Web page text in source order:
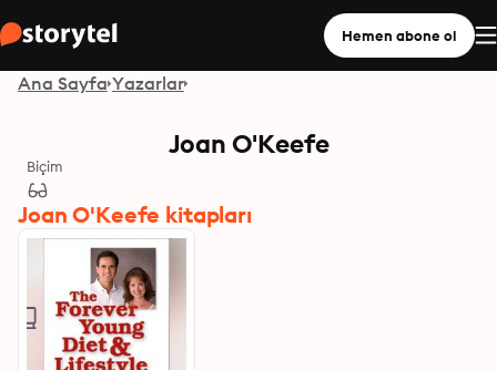
Hemen abone ol
Ana Sayfa Yazarlar
Joan O'Keefe
Biçim
Joan O'Keefe kitapları